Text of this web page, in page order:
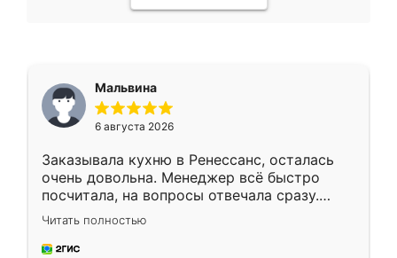
Мальвина
6 августа 2026
Заказывала кухню в Ренессанс, осталась
очень довольна. Менеджер всё быстро
посчитала, на вопросы отвечала сразу.
Замерщик приехал в субботу, подошёл к
делу со всей ответственностью. Собрали
за день, ребята работали аккуратно, даже
Читать полностью